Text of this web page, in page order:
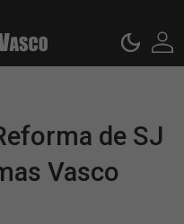
de SJ
Vasco